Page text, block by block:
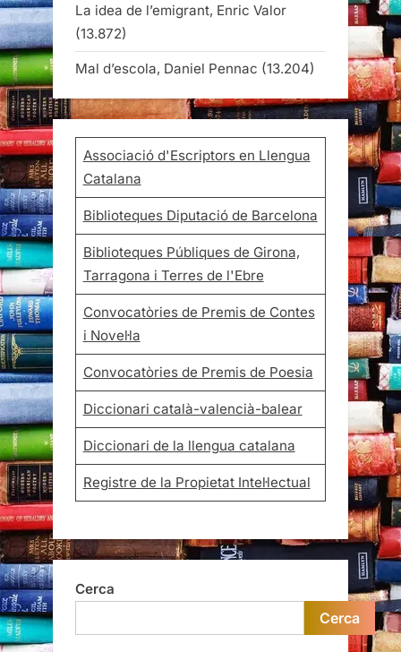
La idea de l’emigrant, Enric Valor
(13.872)
Mal d’escola, Daniel Pennac (13.204)
Associació d'Escriptors en Llengua
Catalana
Biblioteques Diputació de Barcelona
Biblioteques Públiques de Girona,
Tarragona i Terres de l'Ebre
Convocatòries de Premis de Contes
i Novel·la
Convocatòries de Premis de Poesia
Diccionari català-valencià-balear
Diccionari de la llengua catalana
Registre de la Propietat Intel·lectual
Cerca
Cerca